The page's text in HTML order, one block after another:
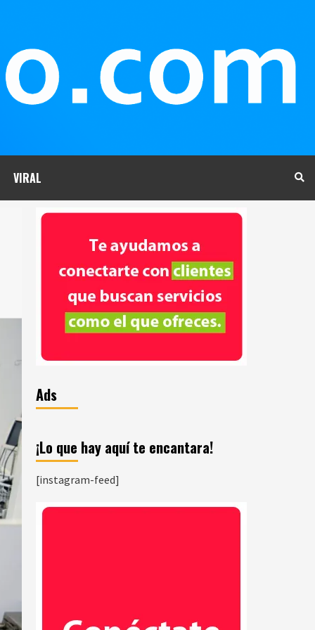
VIRAL
Ads
¡Lo que hay aquí te encantara!
[instagram-feed]